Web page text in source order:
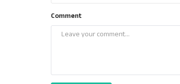
Comment